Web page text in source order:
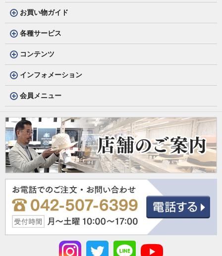
お買い物ガイド
各種サービス
コンテンツ
インフォメーション
会員メニュー